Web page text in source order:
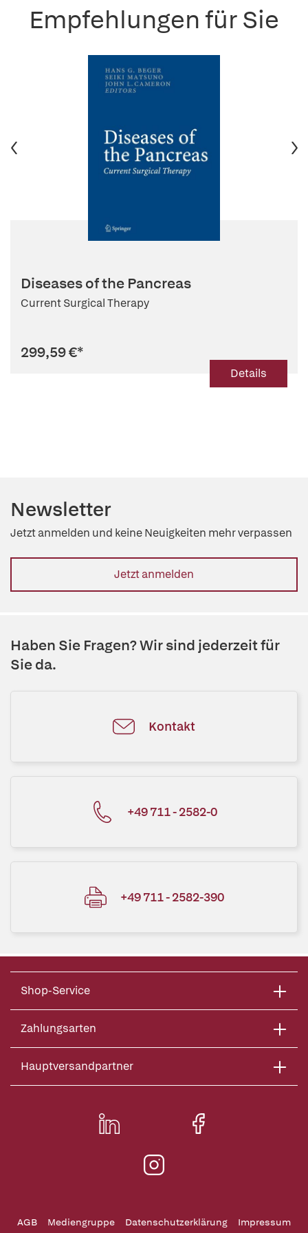
Empfehlungen für Sie
Diseases of the Pancreas
Current Surgical Therapy
299,59 €*
Details
Newsletter
Jetzt anmelden und keine Neuigkeiten mehr verpassen
Jetzt anmelden
Haben Sie Fragen? Wir sind jederzeit für
Sie da.
Kontakt
+49 711 - 2582-0
+49 711 - 2582-390
Shop-Service
Zahlungsarten
Hauptversandpartner
AGB Mediengruppe Datenschutzerklärung Impressum